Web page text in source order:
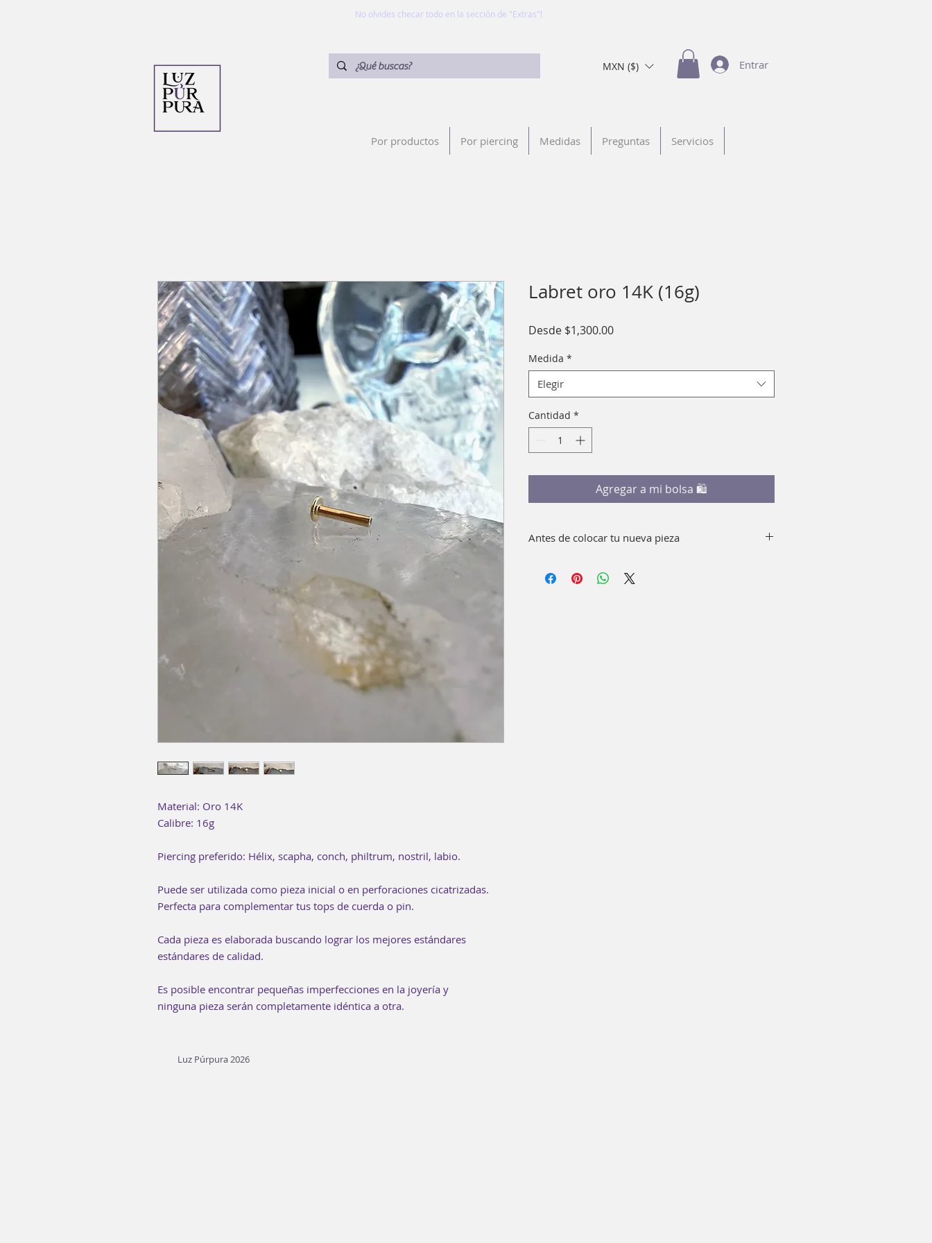
No olvides checar todo en la sección de "Extras"!
MXN ($) Entrar
Por productos Por piercing Medidas Preguntas Servicios
Material: Oro 14K
Calibre: 16g
Piercing preferido: Hélix, scapha, conch, philtrum, nostril, labio.
Puede ser utilizada como pieza inicial o en perforaciones cicatrizadas.
Perfecta para complementar tus tops de cuerda o pin.
Cada pieza es elaborada buscando lograr los mejores estándares
estándares de calidad.
Es posible encontrar pequeñas imperfecciones en la joyería y
ninguna pieza serán completamente idéntica a otra.
Labret oro 14K (16g)
Desde $1,300.00Precio
Medida *
Elegir
Cantidad *
Agregar a mi bolsa 🛍
Antes de colocar tu nueva pieza
pieza. Como complemento, puedes sumergir en
Luz Púrpura 2026